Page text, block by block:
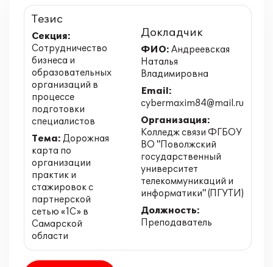
Тезис
Секция:
Сотрудничество
бизнеса и
образовательных
организаций в
процессе
подготовки
специалистов
Тема: Дорожная
карта по
организации
практик и
стажировок с
партнерской
сетью «1С» в
Самарской
области
Докладчик
ФИО: Андреевская
Наталья
Владимировна
Email:
cybermaxim84@mail.ru
Организация:
Колледж связи ФГБОУ
ВО "Поволжский
государственный
университет
телекоммуникаций и
информатики" (ПГУТИ)
Должность:
Преподаватель